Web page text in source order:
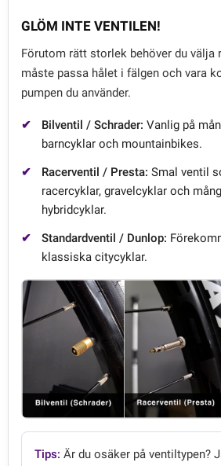
GLÖM INTE VENTILEN!
Förutom rätt storlek behöver du välja
måste passa hålet i fälgen och vara
pumpen du använder.
Bilventil / Schrader: Vanlig på
barncyklar och mountainbikes.
Racerventil / Presta: Smal ventil
racercyklar, gravelcyklar och
hybridcyklar.
Standardventil / Dunlop:
klassiska citycyklar.
Tips: Är du osäker på ventiltypen?